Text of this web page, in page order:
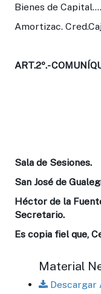
Bienes de
Amortizac.
ART.2º.-
Sala de Sesiones.
San José de
Héctor de la
Secretario.
Es copia fiel que,
Material
Descargar